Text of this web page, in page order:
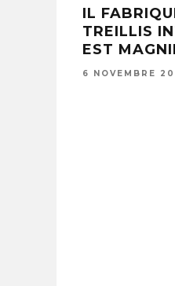
IL
TREILLIS
EST
6 NOVEMBRE